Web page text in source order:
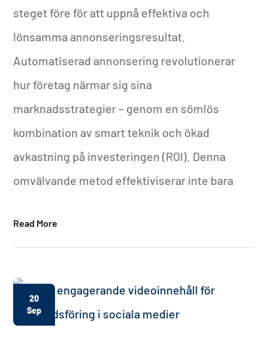
steget före för att uppnå effektiva och
lönsamma annonseringsresultat.
Automatiserad annonsering revolutionerar
hur företag närmar sig sina
marknadsstrategier – genom en sömlös
kombination av smart teknik och ökad
avkastning på investeringen (ROI). Denna
omvälvande metod effektiviserar inte bara
Read More
20
Sep